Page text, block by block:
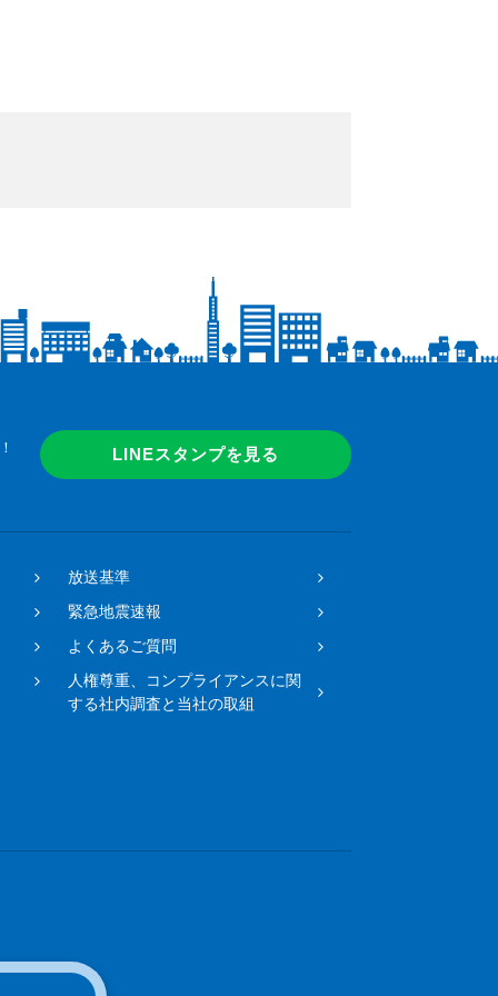
LINEスタンプを見る
放送基準
緊急地震速報
よくあるご質問
人権尊重、コンプライアンスに関
する社内調査と当社の取組